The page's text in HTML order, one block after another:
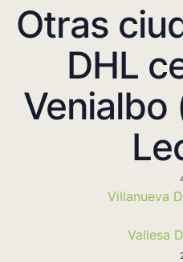
Otras
DHL
Venialbo
Villanueva
Vallesa